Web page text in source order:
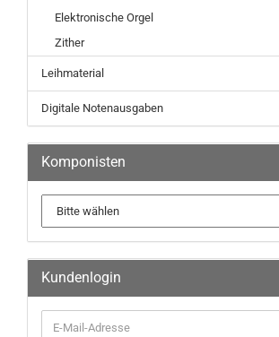
Elektronische Orgel
Zither
Leihmaterial
Digitale Notenausgaben
Komponisten
Kundenlogin